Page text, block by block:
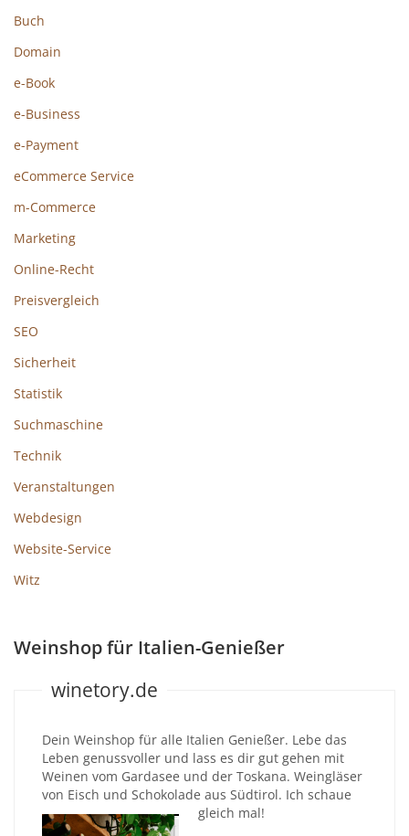
Buch
Domain
e-Book
e-Business
e-Payment
eCommerce Service
m-Commerce
Marketing
Online-Recht
Preisvergleich
SEO
Sicherheit
Statistik
Suchmaschine
Technik
Veranstaltungen
Webdesign
Website-Service
Witz
Weinshop für Italien-Genießer
winetory.de
Dein Weinshop für alle Italien Genießer. Lebe das
Leben genussvoller und lass es dir gut gehen mit
Weinen vom Gardasee und der Toskana. Weingläser
von Eisch und Schokolade aus Südtirol. Ich schaue
gleich mal!